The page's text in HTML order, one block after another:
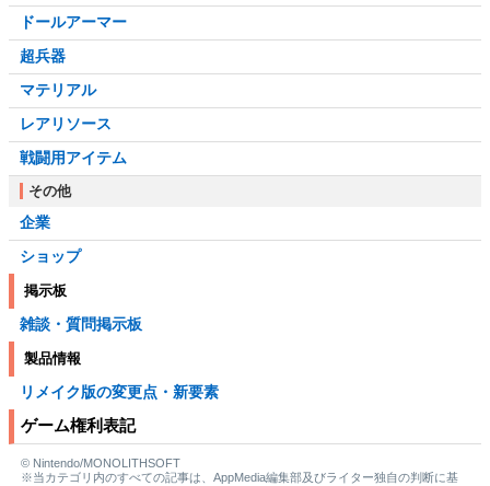
ドールアーマー
超兵器
マテリアル
レアリソース
戦闘用アイテム
その他
企業
ショップ
掲示板
雑談・質問掲示板
製品情報
リメイク版の変更点・新要素
ゲーム権利表記
© Nintendo/MONOLITHSOFT
※当カテゴリ内のすべての記事は、AppMedia編集部及びライター独自の判断に基